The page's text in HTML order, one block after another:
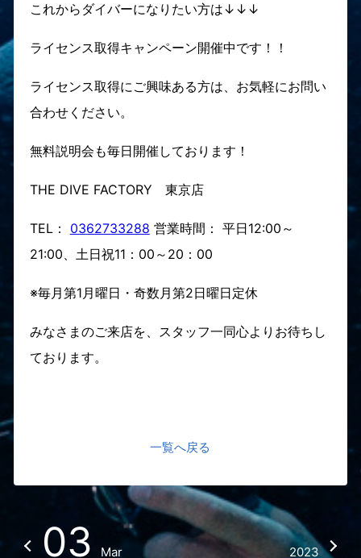
これからダイバーになりたい方は↓↓↓
ライセンス取得キャンペーン開催中です！！
ライセンス取得にご興味ある方は、お気軽にお問い
合わせください。
無料説明会も毎日開催しております！
THE DIVE FACTORY 東京店
TEL： 0362733288 営業時間： 平日12:00～
21:00、土日祝11：00～20：00
※毎月第1月曜日・奇数月第2日曜日定休
みなさまのご来店を、スタッフ一同心よりお待ちし
ております。
一覧へ戻る
03 Mar 2023